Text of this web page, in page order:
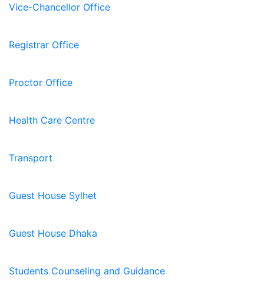
Vice-Chancellor Office
Registrar Office
Proctor Office
Health Care Centre
Transport
Guest House Sylhet
Guest House Dhaka
Students Counseling and Guidance